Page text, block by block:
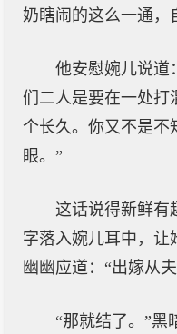
奶瞎闹的这么一通，
他安慰婉儿说道
们二人是要在一处打
个长久。你又不是不
眼。”
这话说得新鲜有
字落入婉儿耳中，让
幽幽应道：“出嫁从
“那就结了。”黑